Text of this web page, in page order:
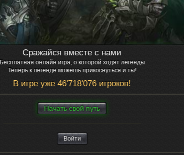
Сражайся вместе с нами
Бесплатная онлайн игра, о которой ходят легенды
Теперь к легенде можешь прикоснуться и ты!
В игре уже 46'718'076 игроков!
Нaчaть свой путь
Войти